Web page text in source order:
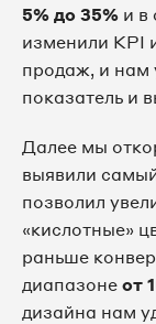
5% до 35% и в
изменили KPI
продаж, и нам
показатель и
Далее мы
выявили
позволил
«кислотные»
раньше
диапазоне от
дизайна нам